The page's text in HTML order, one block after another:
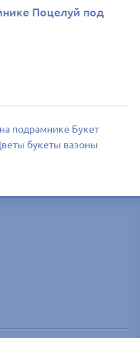
Поцелуй под
подрамнике Букет
букеты вазоны